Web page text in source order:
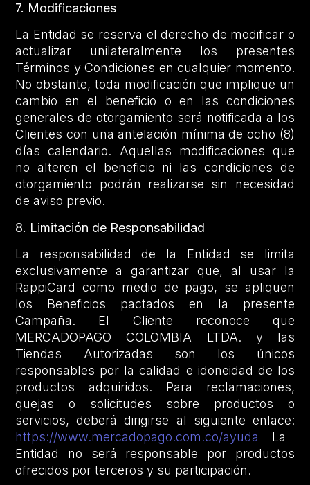
7. Modificaciones
La Entidad se reserva el derecho de modificar o
actualizar unilateralmente los presentes
Términos y Condiciones en cualquier momento.
No obstante, toda modificación que implique un
cambio en el beneficio o en las condiciones
generales de otorgamiento será notificada a los
Clientes con una antelación mínima de ocho (8)
días calendario. Aquellas modificaciones que
no alteren el beneficio ni las condiciones de
otorgamiento podrán realizarse sin necesidad
de aviso previo.
8. Limitación de Responsabilidad
La responsabilidad de la Entidad se limita
exclusivamente a garantizar que, al usar la
RappiCard como medio de pago, se apliquen
los Beneficios pactados en la presente
Campaña. El Cliente reconoce que
MERCADOPAGO COLOMBIA LTDA. y las
Tiendas Autorizadas son los únicos
responsables por la calidad e idoneidad de los
productos adquiridos. Para reclamaciones,
quejas o solicitudes sobre productos o
servicios, deberá dirigirse al siguiente enlace:
https://www.mercadopago.com.co/ayuda
La
Entidad no será responsable por productos
ofrecidos por terceros y su participación.